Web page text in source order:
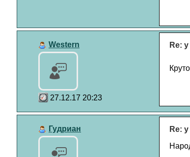
Western
27.12.17 20:23
Re:
Гудриан
Re: